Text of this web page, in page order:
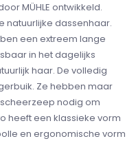
MÜHLE ontwikkeld.
natuurlijke dassenhaar.
een extreem lange
in het dagelijks
haar. De volledig
Ze hebben maar
nodig om
heeft een klassieke vorm
en ergonomische vorm